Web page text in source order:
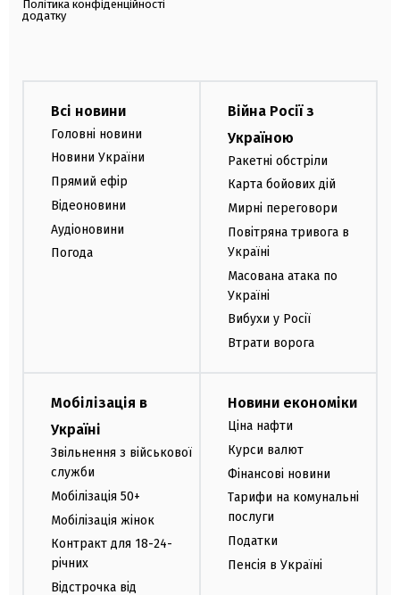
Політика конфіденційності
додатку
Всі новини
Головні новини
Новини України
Прямий ефір
Відеоновини
Аудіоновини
Погода
Війна Росії з
Україною
Ракетні обстріли
Карта бойових дій
Мирні переговори
Повітряна тривога в
Україні
Масована атака по
Україні
Вибухи у Росії
Втрати ворога
Мобілізація в
Україні
Звільнення з військової
служби
Мобілізація 50+
Мобілізація жінок
Контракт для 18-24-
річних
Відстрочка від
Новини економіки
Ціна нафти
Курси валют
Фінансові новини
Тарифи на комунальні
послуги
Податки
Пенсія в Україні